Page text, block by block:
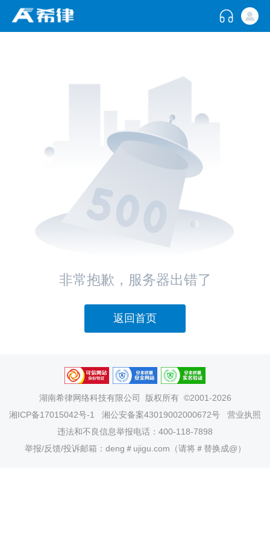
非常抱歉，服务器出错了
返回首页
湖南希律网络科技有限公司
版权所有 ©2001-2026
湘ICP备17015042号-1
湘公安备案43019002000672号
营业执照
违法和不良信息举报电话：400-118-7898
举报/反馈/投诉邮箱：deng＃ujigu.com（请将＃替换成@）